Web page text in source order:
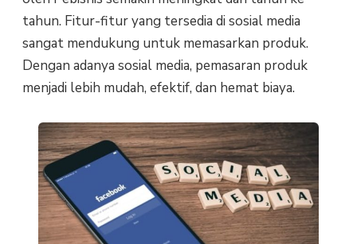
tahun. Fitur-fitur yang tersedia di sosial media
sangat mendukung untuk memasarkan produk.
Dengan adanya sosial media, pemasaran produk
menjadi lebih mudah, efektif, dan hemat biaya.